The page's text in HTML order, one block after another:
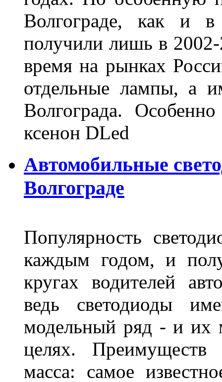
Волгограде, как и
получили лишь в
время на рынках
отдельные лампы, а
Волгограда.
ксенон DLed
Автомобильные
Волгограде
Популярность
каждым годом, и
кругах водителей
ведь светодиоды
модельный ряд - и их
целях.
масса: самое